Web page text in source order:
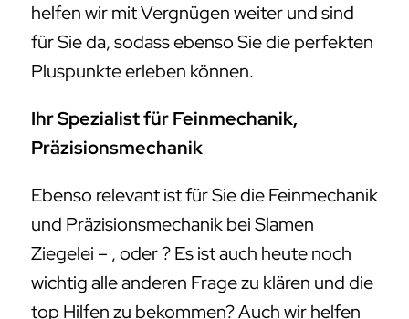
helfen wir mit Vergnügen weiter und sind
für Sie da, sodass ebenso Sie die perfekten
Pluspunkte erleben können.
Ihr Spezialist für Feinmechanik,
Präzisionsmechanik
Ebenso relevant ist für Sie die Feinmechanik
und Präzisionsmechanik bei Slamen
Ziegelei – , oder ? Es ist auch heute noch
wichtig alle anderen Frage zu klären und die
top Hilfen zu bekommen? Auch wir helfen